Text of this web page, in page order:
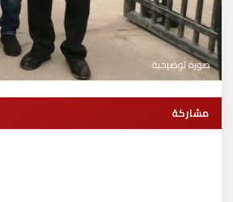
صورة توضيحية
مشاركة